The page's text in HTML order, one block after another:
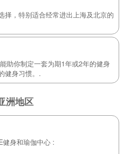
择，特别适合经常进出上海及北京的
助你制定一套为期1年或2年的健身
身习惯。 .
洲地区
健身和瑜伽中心 :